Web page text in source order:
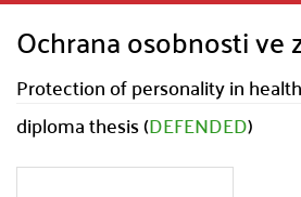
Ochrana osobnosti
Protection of personality in
diploma thesis (DEFENDED)